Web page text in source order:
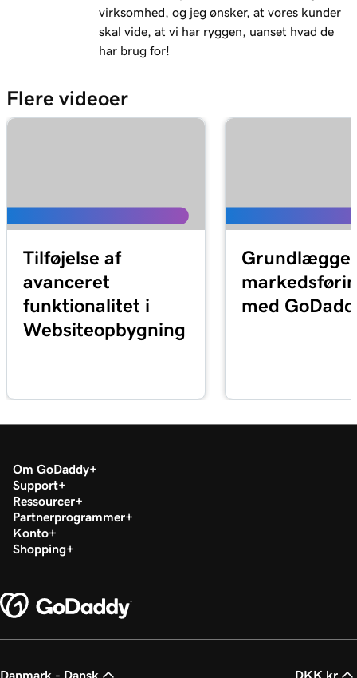
virksomhed, og jeg ønsker, at vores kunder
skal vide, at vi har ryggen, uanset hvad de
har brug for!
Flere videoer
Tilføjelse af
avanceret
funktionalitet i
Websiteopbygning
med
Om GoDaddy
Support
Ressourcer
Partnerprogrammer
Konto
Shopping
Danmark - Dansk DKK kr